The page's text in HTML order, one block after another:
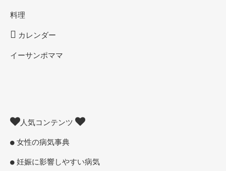
料理
カレンダー
イーサンポママ
人気コンテンツ
女性の病気事典
妊娠に影響しやすい病気